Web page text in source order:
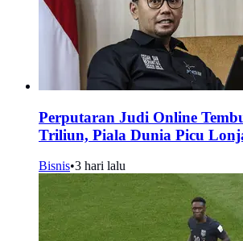
Perputaran Judi Online
Triliun, Piala Dunia Picu
Bisnis•3 hari lalu